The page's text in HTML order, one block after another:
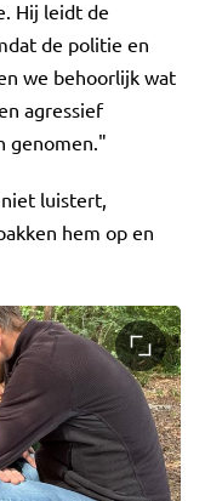
Hij leidt de
de politie en
we behoorlijk wat
agressief
genomen."
luistert,
hem op en